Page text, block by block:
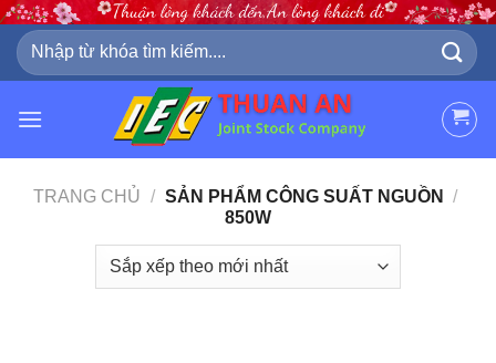
Skip
content
Tìm
kiếm:
TRANG CHỦ / SẢN PHẨM CÔNG SUẤT NGUỒN
/
850W